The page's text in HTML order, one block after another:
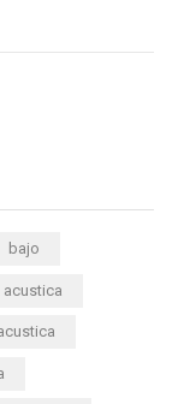
bajo
acustica